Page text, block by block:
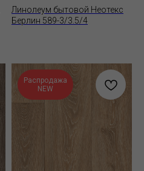
Линолеум бытовой Неотекс
Берлин 589-3/3.5/4
Распродажа
NEW